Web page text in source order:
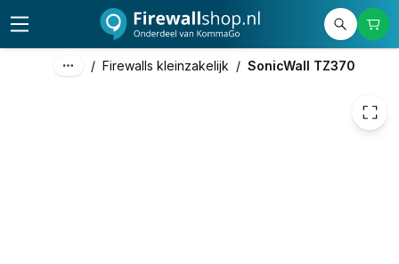
/ Firewalls kleinzakelijk / SonicWall TZ370
558,37 excl. btw
675,63 incl. btw